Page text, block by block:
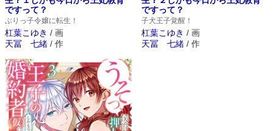
ぶりっ子令嬢に転生！
ですって？
杠葉こゆき / 画
天冨 七緒 / 作
子犬王子覚醒！
ですって？
杠葉こゆき / 画
天冨 七緒 / 作